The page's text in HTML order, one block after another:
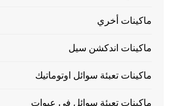
ماكينات أخري
ماكينات اندكشن سيل
ماكينات تعبئة سوائل اوتوماتيك
ماكينات تعبئة سوائل في عبوات